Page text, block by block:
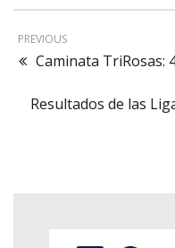
PREVIOUS
Caminata TriRosas:
Resultados de las